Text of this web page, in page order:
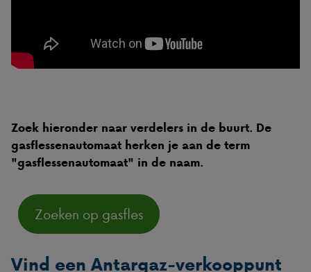
Zoek hieronder naar verdelers in de buurt. De
gasflessenautomaat herken je aan de term
"gasflessenautomaat" in de naam.
Zoeken op gasfles
Vind een Antargaz-verkooppunt